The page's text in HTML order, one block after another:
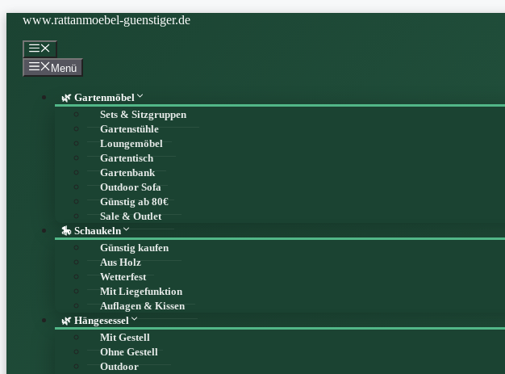
Zum
springen
www.rattanmoebel-guenstiger.de
Menü
Menü
🌿 Gartenmöbel
Sets & Sitzgruppen
Gartenstühle
Loungemöbel
Gartentisch
Gartenbank
Outdoor Sofa
Günstig ab 80€
Sale & Outlet
🎠 Schaukeln
Günstig kaufen
Aus Holz
Wetterfest
Mit Liegefunktion
Auflagen & Kissen
🌿 Hängesessel
Mit Gestell
Ohne Gestell
Outdoor